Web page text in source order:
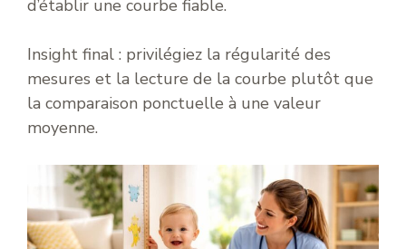
d’établir une courbe fiable.
Insight final : privilégiez la régularité des
mesures et la lecture de la courbe plutôt que
la comparaison ponctuelle à une valeur
moyenne.